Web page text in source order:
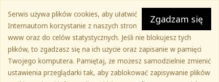
treści
głównej
Zgadzam się
Serwis używa plików cookies, aby ułatwić
Internautom korzystanie z naszych stron
www oraz do celów statystycznych. Jeśli nie blokujesz tych
plików, to zgadzasz się na ich użycie oraz zapisanie w pamięci
Twojego komputera. Pamiętaj, że możesz samodzielnie zmienić
ustawienia przeglądarki tak, aby zablokować zapisywanie plików